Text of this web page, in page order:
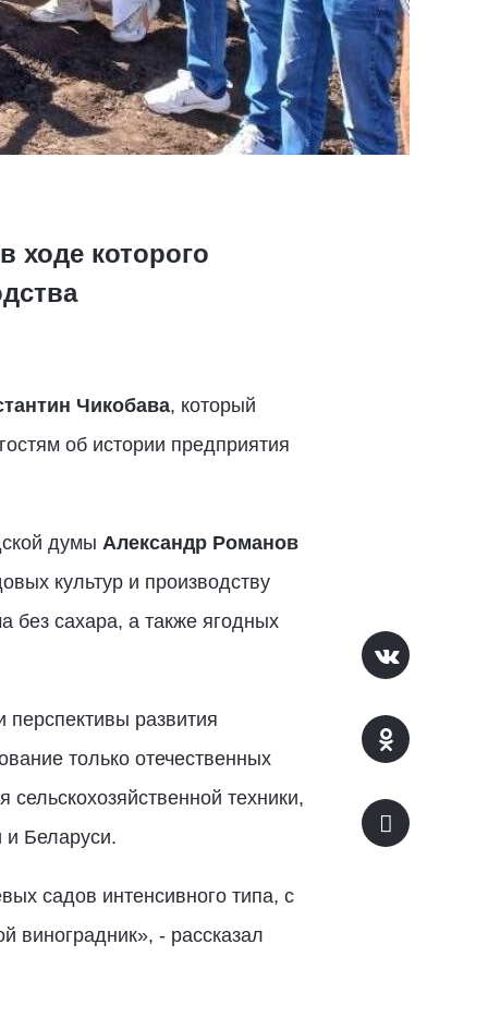
ходе которого
Чикобава, который
об истории предприятия
думы Александр Романов
культур и производству
без сахара, а также ягодных
развития
только отечественных
техники,
и Беларуси.
садов интенсивного типа, с
виноградник», - рассказал